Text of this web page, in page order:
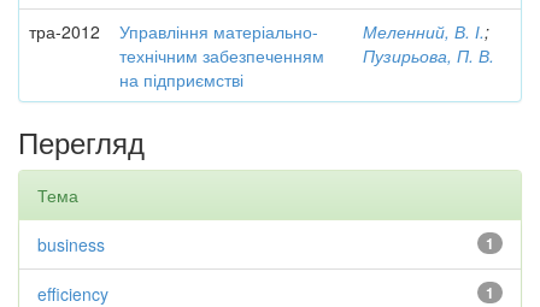
тра-2012
Управління матеріально-
технічним забезпеченням
на підприємстві
Меленний, В. І.;
Пузирьова, П. В.
Перегляд
Тема
1
business
1
efficiency